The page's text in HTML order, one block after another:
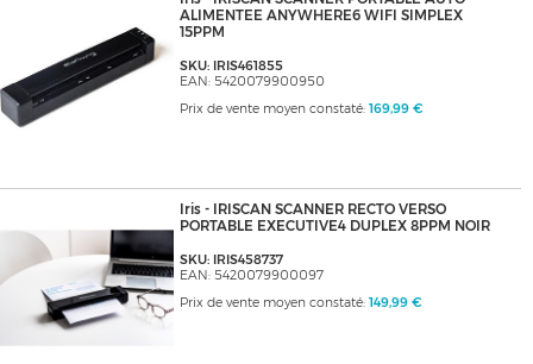
ALIMENTEE ANYWHERE6 WIFI SIMPLEX
15PPM
SKU: IRIS461855
EAN: 5420079900950
Prix de vente moyen constaté: 169,99 €
Iris - IRISCAN SCANNER RECTO VERSO
PORTABLE EXECUTIVE4 DUPLEX 8PPM NOIR
SKU: IRIS458737
EAN: 5420079900097
Prix de vente moyen constaté: 149,99 €